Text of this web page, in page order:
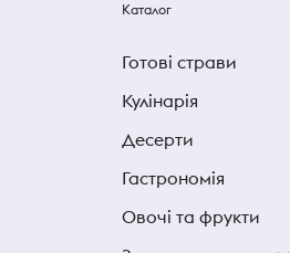
Каталог
Готові страви
Кулінарія
Десерти
Гастрономія
Овочі та фрукти